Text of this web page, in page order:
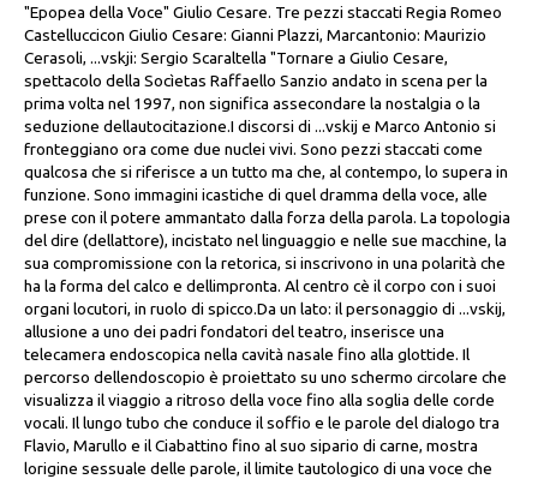
"Epopea della Voce" Giulio Cesare. Tre pezzi staccati Regia Romeo
Castelluccicon Giulio Cesare: Gianni Plazzi, Marcantonio: Maurizio
Cerasoli, ...vskji: Sergio Scaraltella "Tornare a Giulio Cesare,
spettacolo della Socìetas Raffaello Sanzio andato in scena per la
prima volta nel 1997, non significa assecondare la nostalgia o la
seduzione dellautocitazione.I discorsi di ...vskij e Marco Antonio si
fronteggiano ora come due nuclei vivi. Sono pezzi staccati come
qualcosa che si riferisce a un tutto ma che, al contempo, lo supera in
funzione. Sono immagini icastiche di quel dramma della voce, alle
prese con il potere ammantato dalla forza della parola. La topologia
del dire (dellattore), incistato nel linguaggio e nelle sue macchine, la
sua compromissione con la retorica, si inscrivono in una polarità che
ha la forma del calco e dellimpronta. Al centro cè il corpo con i suoi
organi locutori, in ruolo di spicco.Da un lato: il personaggio di ...vskij,
allusione a uno dei padri fondatori del teatro, inserisce una
telecamera endoscopica nella cavità nasale fino alla glottide. Il
percorso dellendoscopio è proiettato su uno schermo circolare che
visualizza il viaggio a ritroso della voce fino alla soglia delle corde
vocali. Il lungo tubo che conduce il soffio e le parole del dialogo tra
Flavio, Marullo e il Ciabattino fino al suo sipario di carne, mostra
lorigine sessuale delle parole, il limite tautologico di una voce che